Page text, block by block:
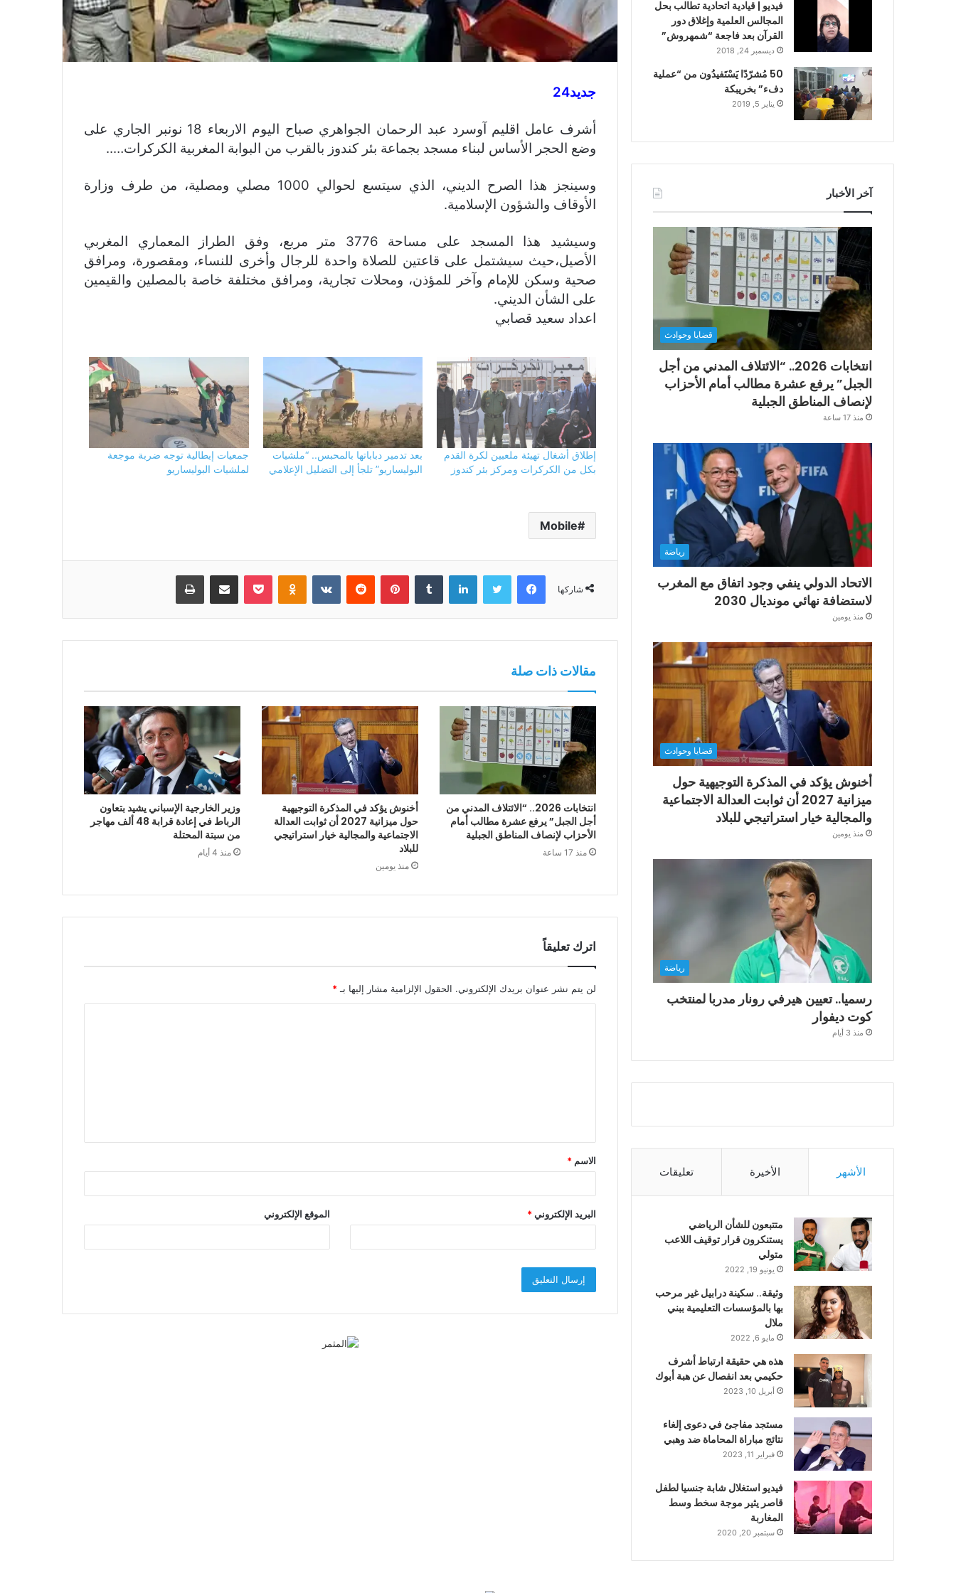
جديد24
أشرف عامل اقليم آوسرد عبد الرحمان الجواهري صباح اليوم الاربعاء 18 نونبر الجاري على
وضع الحجر الأساس لبناء مسجد بجماعة بئر كندوز بالقرب من البوابة المغربية الكركرات…..
وسينجز هذا الصرح الديني، الذي سيتسع لحوالي 1000 مصلي ومصلية، من طرف وزارة
الأوقاف والشؤون الإسلامية.
وسيشيد هذا المسجد على مساحة 3776 متر مربع، وفق الطراز المعماري المغربي
الأصيل،حيث سيشتمل على قاعتين للصلاة واحدة للرجال وأخرى للنساء، ومقصورة، ومرافق
صحية وسكن للإمام وآخر للمؤذن، ومحلات تجارية، ومرافق مختلفة خاصة بالمصلين والقيمين
على الشأن الديني.
اعداد سعيد قصابي
إطلاق أشغال تهيئة ملعبين لكرة القدم
بكل من الكركرات ومركز بئر كندوز
بعد تدمير دباباتها بالمحبس.. “ملشيات
البوليساريو” تلجأ إلى التضليل الإعلامي
جمعيات إيطالية توجه ضربة موجعة
لملشيات البوليساريو
Mobile
شاركها
فيسبوك تويتر لينكدإن بينتيريست Odnoklassniki
بوكيت مشاركة عبر البريد طباعة
مقالات ذات صلة
انتخابات 2026.. “الائتلاف المدني من
أجل الجبل” يرفع عشرة مطالب أمام
الأحزاب لإنصاف المناطق الجبلية
منذ 17 ساعة
أخنوش يؤكد في المذكرة التوجيهية
حول ميزانية 2027 أن ثوابت العدالة
الاجتماعية والمجالية خيار استراتيجي
للبلاد
منذ يومين
وزير الخارجية الإسباني يشيد بتعاون
الرباط في إعادة قرابة 48 ألف مهاجر
من سبتة المحتلة
منذ 4 أيام
اترك تعليقاً
لن يتم نشر عنوان بريدك الإلكتروني. الحقول الإلزامية مشار إليها بـ*
ق
*
الاسم *
البريد الإلكتروني* الموقع الإلكتروني
فيديو | قيادية اتحادية تطالب بحل
المجالس العلمية وإغلاق دور
القرآن بعد فاجعة “شمهروش”
ديسمبر 24, 2018
50 مُشرّدًا يَسْتَفيدُون من “عملية
دفء” بخريبكة
يناير 5, 2019
آخر الأخبار
قضايا وحوادث
انتخابات 2026.. “الائتلاف المدني من أجل
الجبل” يرفع عشرة مطالب أمام الأحزاب
لإنصاف المناطق الجبلية
منذ 17 ساعة
رياضة
الاتحاد الدولي ينفي وجود اتفاق مع المغرب
لاستضافة نهائي مونديال 2030
منذ يومين
قضايا وحوادث
أخنوش يؤكد في المذكرة التوجيهية حول
ميزانية 2027 أن ثوابت العدالة الاجتماعية
والمجالية خيار استراتيجي للبلاد
منذ يومين
رياضة
رسميا.. تعيين هيرفي رونار مدربا لمنتخب
كوت ديفوار
منذ 3 أيام
الأشهر الأخيرة تعليقات
متتبعون للشأن الرياضي
يستنكرون قرار توقيف اللاعب
متولي
يونيو 19, 2022
وثيقة.. سكينة درابيل غير مرحب
بها بالمؤسسات التعليمية ببني
ملال
مايو 6, 2022
هذه هي حقيقة ارتباط أشرف
حكيمي بعد انفصال عن هبة أبوك
أبريل 10, 2023
مستجد مفاجئ في دعوى إلغاء
نتائج مباراة المحاماة ضد وهبي
فبراير 11, 2023
فيديو استغلال شابة جنسيا لطفل
قاصر يثير موجة سخط وسط
المغاربة
سبتمبر 20, 2020